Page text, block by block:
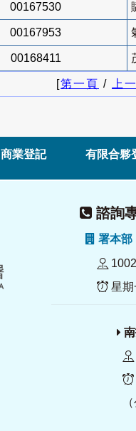
00167530
00167953
00168411
[第一頁 / 上
商業登記 有限合夥
諮詢
署本
星期